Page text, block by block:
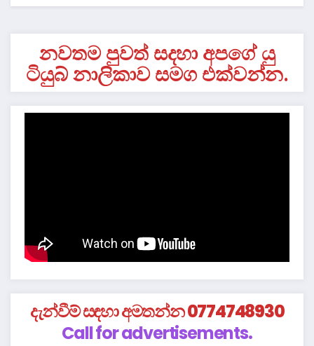
නවතම පුවත් සදහා අපගේ යු
ටියුබ් නාලිකාව සමග එක්වන්න.
දැන්වීම් සඳහා අමතන්න 0774748930
Call for advertisements.